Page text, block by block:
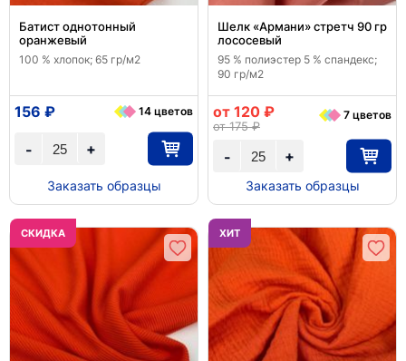
Батист однотонный
оранжевый
100 % хлопок; 65 гр/м2
+
-
156 ₽ 14 цветов
Заказать образцы
Шелк «Армани» стретч 90 гр
лососевый
95 % полиэстер 5 % спандекс;
90 гр/м2
+
-
от 120 ₽
от 175 ₽
7 цветов
Заказать образцы
CКИДКА ХИТ